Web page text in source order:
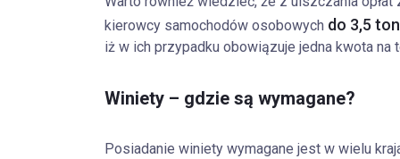
kierowcy samochodów osobowych do 3,5
iż w ich przypadku obowiązuje jedna kwota na
Winiety – gdzie są wymagane?
Posiadanie winiety wymagane jest w wielu